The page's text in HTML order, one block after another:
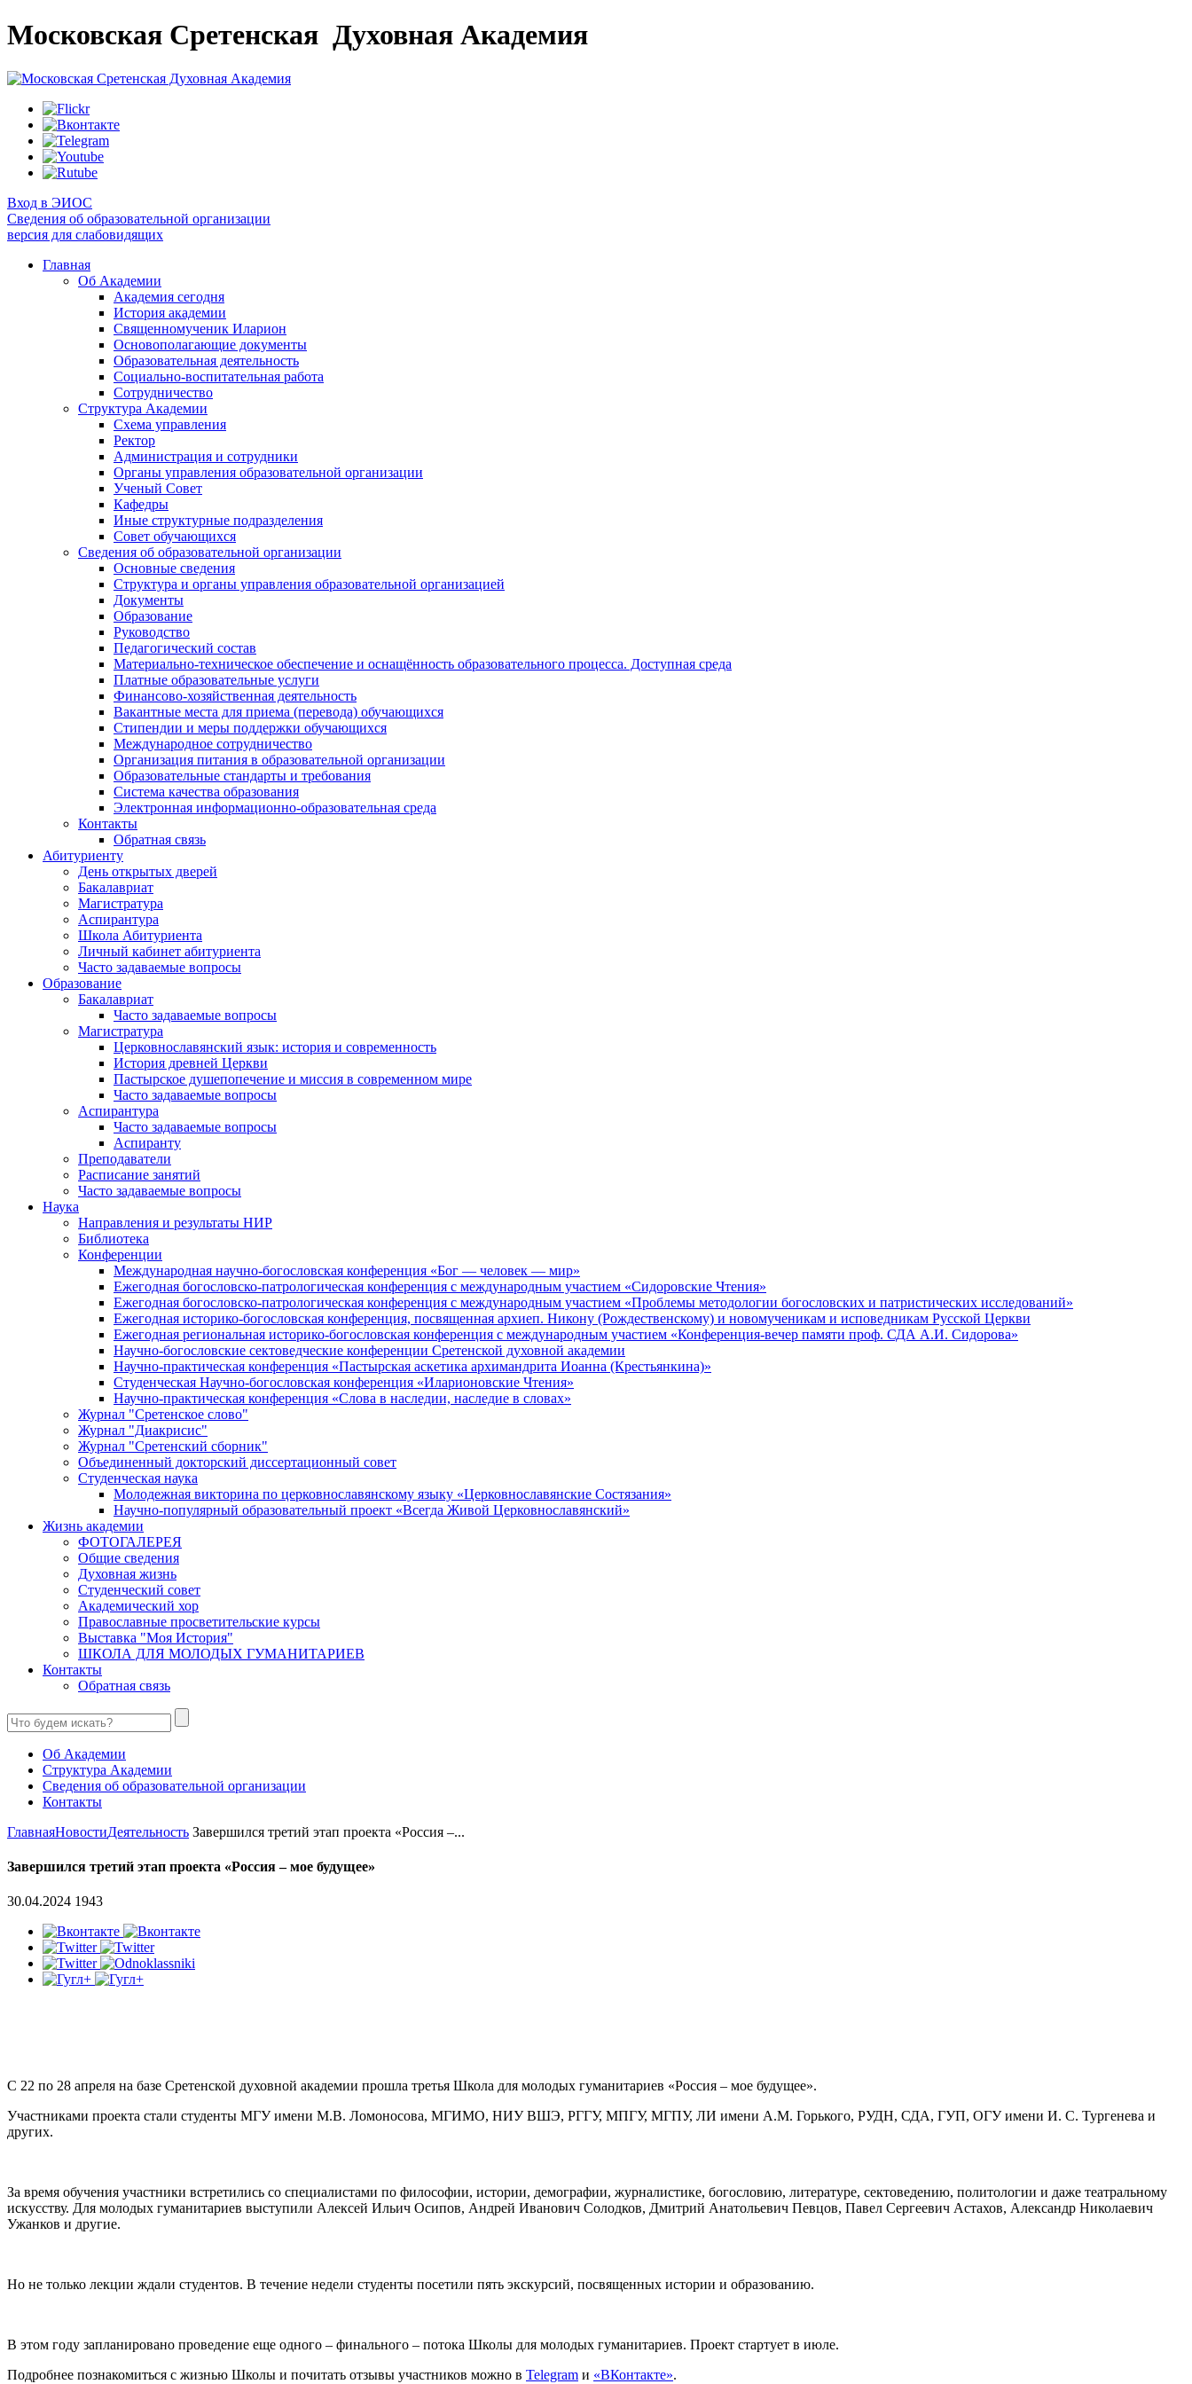
Московская Сретенская Духовная Академия
Вход в ЭИОС
Сведения об образовательной организации
версия для слабовидящих
Главная
Об Академии
Академия сегодня
История академии
Священномученик Иларион
Основополагающие документы
Образовательная деятельность
Социально-воспитательная работа
Сотрудничество
Структура Академии
Схема управления
Ректор
Администрация и сотрудники
Органы управления образовательной организации
Ученый Совет
Кафедры
Иные структурные подразделения
Совет обучающихся
Сведения об образовательной организации
Основные сведения
Структура и органы управления образовательной организацией
Документы
Образование
Руководство
Педагогический состав
Материально-техническое обеспечение и оснащённость образовательного процесса. Доступная среда
Платные образовательные услуги
Финансово-хозяйственная деятельность
Вакантные места для приема (перевода) обучающихся
Стипендии и меры поддержки обучающихся
Международное сотрудничество
Организация питания в образовательной организации
Образовательные стандарты и требования
Система качества образования
Электронная информационно-образовательная среда
Контакты
Обратная связь
Абитуриенту
День открытых дверей
Бакалавриат
Магистратура
Аспирантура
Школа Абитуриента
Личный кабинет абитуриента
Часто задаваемые вопросы
Образование
Бакалавриат
Часто задаваемые вопросы
Магистратура
Церковнославянский язык: история и современность
История древней Церкви
Пастырское душепопечение и миссия в современном мире
Часто задаваемые вопросы
Аспирантура
Часто задаваемые вопросы
Аспиранту
Преподаватели
Расписание занятий
Часто задаваемые вопросы
Наука
Направления и результаты НИР
Библиотека
Конференции
Международная научно-богословская конференция «Бог — человек — мир»
Ежегодная богословско-патрологическая конференция с международным участием «Сидоровские Чтения»
Ежегодная богословско-патрологическая конференция с международным участием «Проблемы методологии богословских и патристических исследований»
Ежегодная историко-богословская конференция, посвященная архиеп. Никону (Рождественскому) и новомученикам и исповедникам Русской Церкви
Ежегодная региональная историко-богословская конференция с международным участием «Конференция-вечер памяти проф. СДА А.И. Сидорова»
Научно-богословские сектоведческие конференции Сретенской духовной академии
Научно-практическая конференция «Пастырская аскетика архимандрита Иоанна (Крестьянкина)»
Студенческая Научно-богословская конференция «Иларионовские Чтения»
Научно-практическая конференция «Cлова в наследии, наследие в словах»
Журнал "Сретенское слово"
Журнал "Диакрисис"
Журнал "Сретенский сборник"
Объединенный докторский диссертационный совет
Студенческая наука
Молодежная викторина по церковнославянскому языку «Церковнославянские Состязания»
Научно-популярный образовательный проект «Всегда Живой Церковнославянский»
Жизнь академии
ФОТОГАЛЕРЕЯ
Общие сведения
Духовная жизнь
Студенческий совет
Академический хор
Православные просветительские курсы
Выставка "Моя История"
ШКОЛА ДЛЯ МОЛОДЫХ ГУМАНИТАРИЕВ
Контакты
Обратная связь
Об Академии
Структура Академии
Сведения об образовательной организации
Контакты
ГлавнаяНовостиДеятельность Завершился третий этап проекта «Россия –...
Завершился третий этап проекта «Россия – мое будущее»
30.04.2024 1943
С 22 по 28 апреля на базе Сретенской духовной академии прошла третья Школа для молодых гуманитариев «Россия – мое будущее».
Участниками проекта стали студенты МГУ имени М.В. Ломоносова, МГИМО, НИУ ВШЭ, РГГУ, МПГУ, МГПУ, ЛИ имени А.М. Горького, РУДН, СДА, ГУП, ОГУ имени И. С. Тургенева и
других.
За время обучения участники встретились со специалистами по философии, истории, демографии, журналистике, богословию, литературе, сектоведению, политологии и даже театральному
искусству. Для молодых гуманитариев выступили Алексей Ильич Осипов, Андрей Иванович Солодков, Дмитрий Анатольевич Певцов, Павел Сергеевич Астахов, Александр Николаевич
Ужанков и другие.
Но не только лекции ждали студентов. В течение недели студенты посетили пять экскурсий, посвященных истории и образованию.
В этом году запланировано проведение еще одного – финального – потока Школы для молодых гуманитариев. Проект стартует в июле.
Подробнее познакомиться с жизнью Школы и почитать отзывы участников можно в Telegram и «ВКонтакте».